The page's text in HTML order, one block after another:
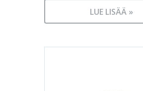
LUE LISÄÄ »